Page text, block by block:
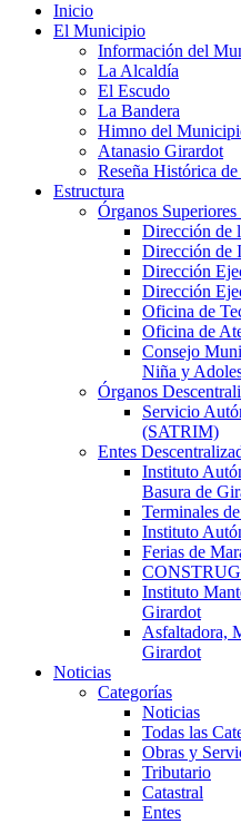
Inicio
El Municipio
Información del
La Alcaldía
El Escudo
La Bandera
Himno del
Atanasio Girardot
Reseña Histórica
Estructura
Órganos
Dirección de
Dirección de
Dirección
Dirección
Oficina de
Oficina de
Consejo
Niña y
Órganos
Servicio
(SATRIM)
Entes
Instituto
Basura de
Terminales
Instituto
Ferias de
Instituto
Girardot
Asfaltadora,
Girardot
Noticias
Categorías
Noticias
Todas las
Obras y
Tributario
Catastral
Entes